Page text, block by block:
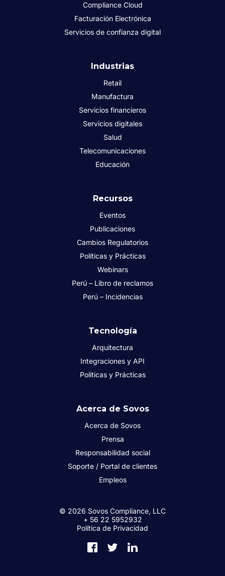
Compliance Cloud
Facturación Electrónica
Servicios de confianza digital
Industrias
Retail
Manufactura
Servicios financieros
Servicios digitales
Salud
Telecomunicaciones
Educación
Recursos
Eventos
Publicaciones
Cambios Regulatorios
Políticas y Prácticas
Webinars
Perú – Libro de reclamos
Perú – Incidencias
Tecnología
Arquitectura
Integraciones y API
Políticas y Prácticas
Acerca de Sovos
Acerca de Sovos
Prensa
Responsabilidad social
Soporte / Portal de clientes
Empleos
© 2026 Sovos Compliance, LLC
+ 56 22 5952932
Política de Privacidad